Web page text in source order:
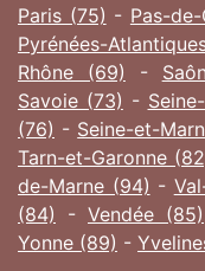
Paris (75) - Pas-
Pyrénées-
Rhône (69) -
Savoie (73) -
(76) - Seine-et-
Tarn-et-Garonne
de-Marne (94) -
(84) - Vendée (85)
Yonne (89) -